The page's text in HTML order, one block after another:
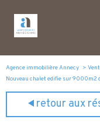
Agence immobilière Annecy
Nouveau chalet edifie sur 9000m2
retour aux